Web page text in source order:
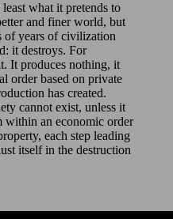
what it pretends to
and finer world, but
of years of civilization
it destroys. For
It produces nothing, it
order based on private
has created.
cannot exist, unless it
within an economic order
each step leading
itself in the destruction